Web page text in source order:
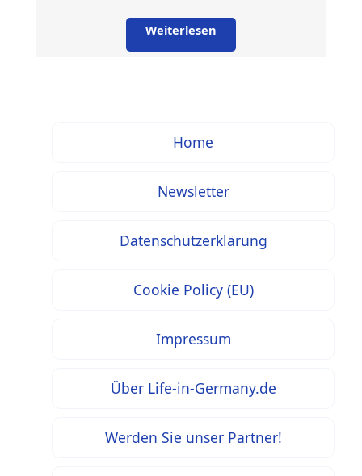
Weiterlesen
Home
Newsletter
Datenschutzerklärung
Cookie Policy (EU)
Impressum
Über Life-in-Germany.de
Werden Sie unser Partner!